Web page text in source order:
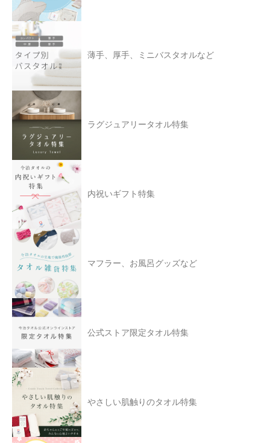
薄手、厚手、ミニバスタオルなど
ラグジュアリータオル特集
内祝いギフト特集
マフラー、お風呂グッズなど
公式ストア限定タオル特集
やさしい肌触りのタオル特集